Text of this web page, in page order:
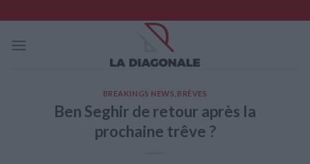
to
content
BREAKINGS NEWS BRÈVES
Ben Seghir de retour après la
prochaine trêve ?